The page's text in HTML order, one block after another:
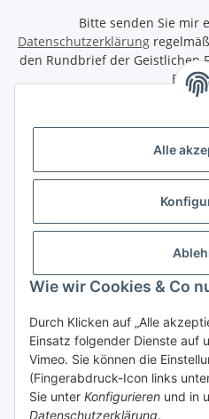
Bitte senden Sie mir
Datenschutzerklärung
den Rundbrief der Geistlichen
Email
Informationen
Gesetzliche Informationen
Wir bieten Ihnen folgende
Vorkasse
Vertrag
* Alle Preise inkl. gesetzlicher USt., zzgl.
Alle
Wie wir Cookies & Co
Durch Klicken auf „Alle
Einsatz folgender Dienste auf
Vimeo. Sie können die
(Fingerabdruck-Icon links
Sie unter Konfigurieren und in
Datenschutzerklärung.